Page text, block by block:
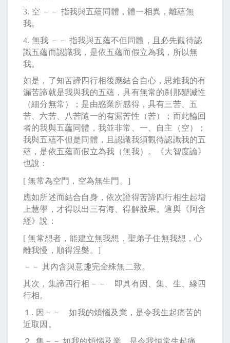
3. 空 －－ 指我與五蘊同體，體一相異，離蘊無
我。
4. 無我 －－ 指我與五蘊不但同體，且必先觀待認
識五蘊而認識我，是依五蘊而假立為我，所以無
我。
如是，了知苦諦四行相後應結合自心，思維我的有
漏苦諦就是我與我的五蘊，具有無常的刹那變滅性
（細分無常）；是由惑業所感得，具有三苦、五
苦、六苦、八苦隨一的有漏苦性（苦）；而此輪回
者的我與五蘊同體，我並非常、一、自主（空）；
我與五蘊不但是同體，且認識我須觀待認識我的五
蘊，是依五蘊而假立為我（無我）。《大智度論》
也說：
[無常為空門，空為無生門。 ]
應如所述而結合自身，依次證得苦諦四行相生起增
上慧學，才得以出三有海、得解脫果。這與《阿含
經》說：
[無常想者，能建立無我想，聖弟子住無我想，心
離我慢，順得涅槃。 ]
－－ 其內含與意趣完全殊無二致。
其次，集諦四行相－－ 即具有因、集、生、緣四
行相。
１ . 因－－ 如我的煩惱及業，是令我生起痛苦的
近取因。